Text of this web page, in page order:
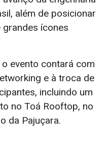
além de posicionar
ícones
evento contará com
e à troca de
incluindo um
no Toá Rooftop, no
da Pajuçara.